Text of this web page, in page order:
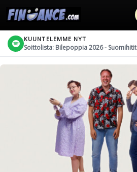
KUUNTELEMME NYT
Soittolista: Bilepoppia 2026 - Suomihitit